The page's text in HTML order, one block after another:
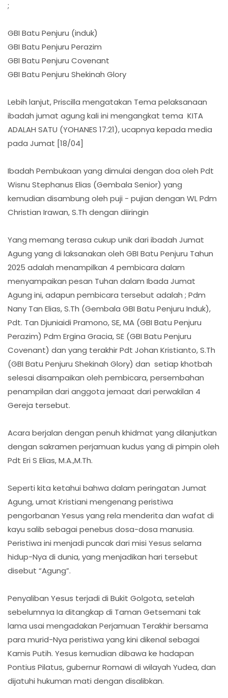
;
GBI Batu Penjuru (induk)
GBI Batu Penjuru Perazim
GBI Batu Penjuru Covenant
GBI Batu Penjuru Shekinah Glory
Lebih lanjut, Priscilla mengatakan Tema pelaksanaan
ibadah jumat agung kali ini mengangkat tema KITA
ADALAH SATU (YOHANES 17:21), ucapnya kepada media
pada Jumat [18/04]
Ibadah Pembukaan yang dimulai dengan doa oleh Pdt
Wisnu Stephanus Elias (Gembala Senior) yang
kemudian disambung oleh puji - pujian dengan WL Pdm
Christian Irawan, S.Th dengan diiringin
Yang memang terasa cukup unik dari ibadah Jumat
Agung yang di laksanakan oleh GBI Batu Penjuru Tahun
2025 adalah menampilkan 4 pembicara dalam
menyampaikan pesan Tuhan dalam Ibada Jumat
Agung ini, adapun pembicara tersebut adalah ; Pdm
Nany Tan Elias, S.Th (Gembala GBI Batu Penjuru Induk),
Pdt. Tan Djuniaidi Pramono, SE, MA (GBI Batu Penjuru
Perazim) Pdm Ergina Gracia, SE (GBI Batu Penjuru
Covenant) dan yang terakhir Pdt Johan Kristianto, S.Th
(GBI Batu Penjuru Shekinah Glory) dan setiap khotbah
selesai disampaikan oleh pembicara, persembahan
penampilan dari anggota jemaat dari perwakilan 4
Gereja tersebut.
Acara berjalan dengan penuh khidmat yang dilanjutkan
dengan sakramen perjamuan kudus yang di pimpin oleh
Pdt Eri S Elias, M.A.,M.Th.
Seperti kita ketahui bahwa dalam peringatan Jumat
Agung, umat Kristiani mengenang peristiwa
pengorbanan Yesus yang rela menderita dan wafat di
kayu salib sebagai penebus dosa-dosa manusia.
Peristiwa ini menjadi puncak dari misi Yesus selama
hidup-Nya di dunia, yang menjadikan hari tersebut
disebut “Agung”.
Penyaliban Yesus terjadi di Bukit Golgota, setelah
sebelumnya Ia ditangkap di Taman Getsemani tak
lama usai mengadakan Perjamuan Terakhir bersama
para murid-Nya peristiwa yang kini dikenal sebagai
Kamis Putih. Yesus kemudian dibawa ke hadapan
Pontius Pilatus, gubernur Romawi di wilayah Yudea, dan
dijatuhi hukuman mati dengan disalibkan.